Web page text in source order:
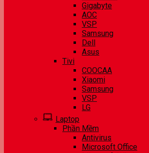
Gigabyte
AOC
VSP
Samsung
Dell
Asus
Tivi
COOCAA
Xiaomi
Samsung
VSP
LG
Laptop
Phần Mềm
Antivirus
Microsoft Office